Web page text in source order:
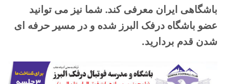
باشگاهی ایران معرفی کند. شما نیز می توانید
عضو باشگاه درفک البرز شده و در مسیر حرفه ای
شدن قدم بردارید.